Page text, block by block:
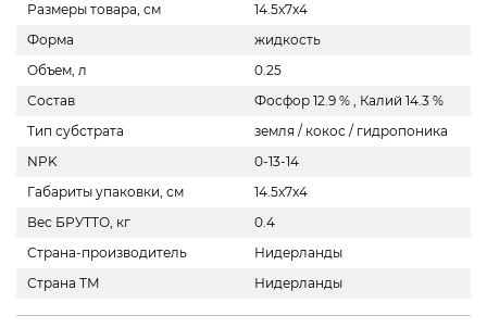
Размеры товара, см
14.5x7x4
Форма
жидкость
Объем, л
0.25
Состав
Фосфор 12.9 % , Калий 14.3 %
Тип субстрата
земля / кокос / гидропоника
NPK
0-13-14
Габариты упаковки, см
14.5x7x4
Вес БРУТТО, кг
0.4
Страна-производитель
Нидерланды
Страна ТМ
Нидерланды